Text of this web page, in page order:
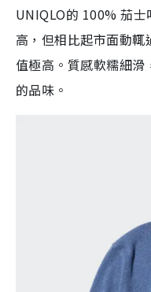
UNIQLO的 100% 茄
高，但相比起市面動
值極高。質感軟糯細
的品味。